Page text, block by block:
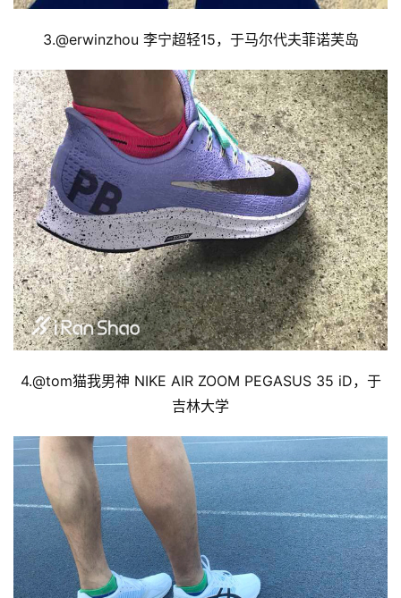
3.@erwinzhou 李宁超轻15，于马尔代夫菲诺芙岛
4.@tom猫我男神 NIKE AIR ZOOM PEGASUS 35 iD，于
吉林大学